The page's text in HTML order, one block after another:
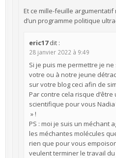
Et ce mille-feuille
d’un programme politique
eric17 dit :
28 janvier 2022 à 9:49
Si je puis me permettre je
votre ou à notre jeune
sur votre blog ceci afin de
Par contre cela risque
scientifique pour vous
» !
PS : moi je suis un méchant
les méchantes molécules
rien que pour vous
veulent terminer le travail du